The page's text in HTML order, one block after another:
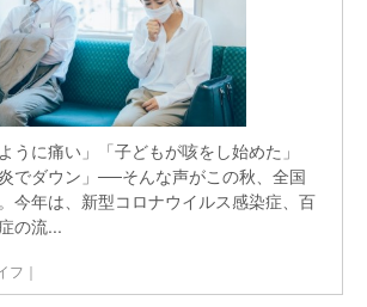
うに痛い」「子どもが咳をし始めた」
でダウン」──そんな声がこの秋、全国
今年は、新型コロナウイルス感染症、百
の流...
フ｜